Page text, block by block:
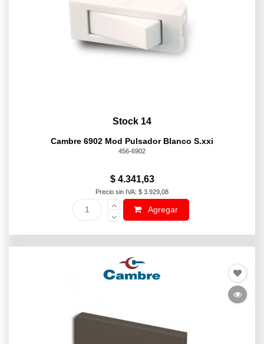
Stock 14
Cambre 6902 Mod Pulsador Blanco S.xxi
456-6902
$ 4.341,63
Precio sin IVA: $ 3.929,08
Agregar